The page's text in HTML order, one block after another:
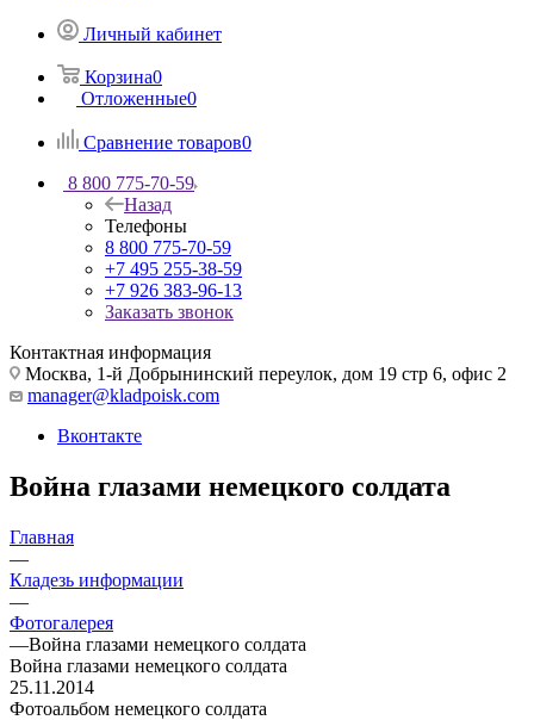
Личный кабинет
Корзина0
Отложенные0
Сравнение товаров0
8 800 775-70-59
Назад
Телефоны
8 800 775-70-59
+7 495 255-38-59
+7 926 383-96-13
Заказать звонок
Контактная информация
Москва, 1-й Добрынинский переулок, дом 19 стр 6, офис 2
manager@kladpoisk.com
Вконтакте
Война глазами немецкого солдата
Главная
—
Кладезь информации
—
Фотогалерея
—Война глазами немецкого солдата
Война глазами немецкого солдата
25.11.2014
Фотоальбом немецкого солдата